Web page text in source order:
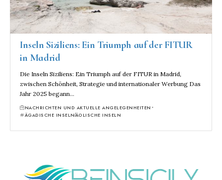
Inseln Siziliens: Ein Triumph auf der FITUR
in Madrid
Die Inseln Siziliens: Ein Triumph auf der FITUR in Madrid,
zwischen Schönheit, Strategie und internationaler Werbung Das
Jahr 2025 begann…
NACHRICHTEN UND AKTUELLE ANGELEGENHEITEN
ÄGADISCHE INSELNÄOLISCHE INSELN